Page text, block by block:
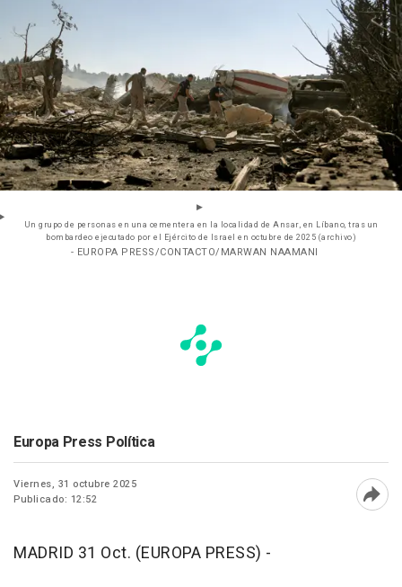
Un grupo de personas en una cementera en la localidad de Ansar, en Líbano, tras un
bombardeo ejecutado por el Ejército de Israel en octubre de 2025 (archivo)
- EUROPA PRESS/CONTACTO/MARWAN NAAMANI
Europa Press Política
Viernes, 31 octubre 2025
Publicado: 12:52
MADRID 31 Oct. (EUROPA PRESS) -